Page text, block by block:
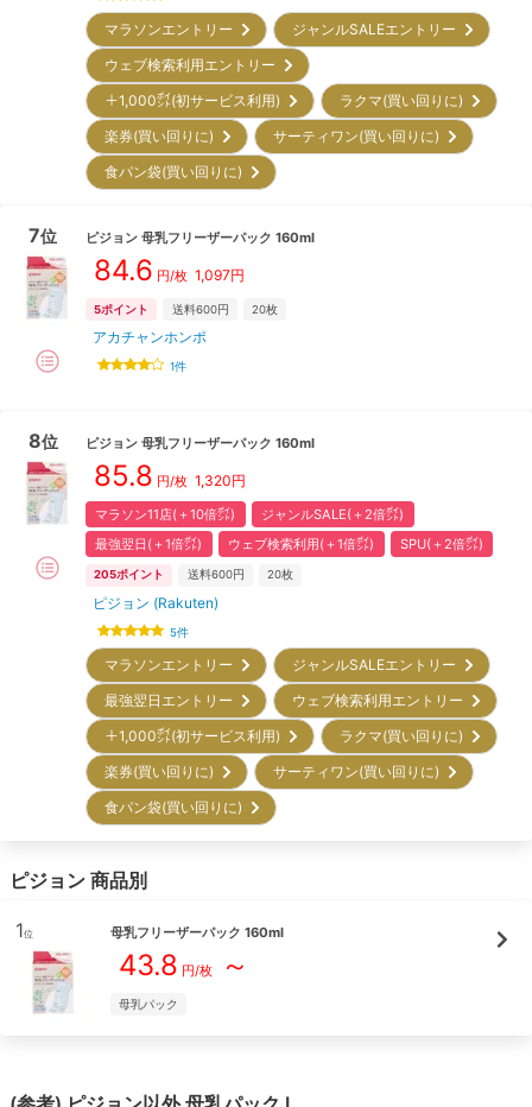
マラソンエントリー
ジャンルSALEエントリー
ウェブ検索利用エントリー
＋1,000㌽(初サービス利用)
ラクマ(買い回りに)
楽券(買い回りに)
サーティワン(買い回りに)
食パン袋(買い回りに)
7位 ピジョン 母乳フリーザーパック 160ml
84.6 円/枚 1,097円
5ポイント 送料600円 20枚
アカチャンホンポ
1件
8位 ピジョン 母乳フリーザーパック 160ml
85.8 円/枚 1,320円
マラソン11店(＋10倍㌽)
ジャンルSALE(＋2倍㌽)
最強翌日(＋1倍㌽)
ウェブ検索利用(＋1倍㌽) SPU(＋2倍㌽)
205ポイント 送料600円 20枚
ピジョン (Rakuten)
5件
マラソンエントリー
ジャンルSALEエントリー
最強翌日エントリー
ウェブ検索利用エントリー
＋1,000㌽(初サービス利用)
ラクマ(買い回りに)
楽券(買い回りに)
サーティワン(買い回りに)
食パン袋(買い回りに)
ピジョン 商品別
1位 母乳フリーザーパック 160ml
43.8 円/枚～
母乳パック